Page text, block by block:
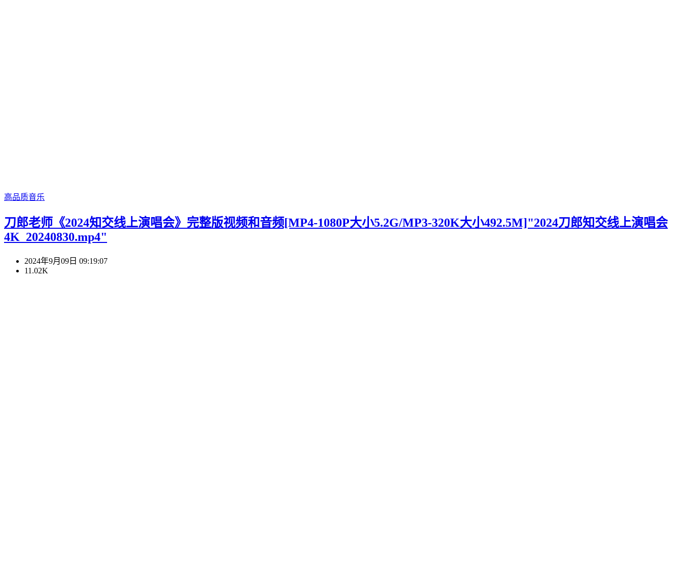
高品质音乐
刀郎老师《2024知交线上演唱会》完整版视频和音频[MP4-1080P大小5.2G/MP3-320K大小492.5M]"2024刀郎知交线上演唱会
4K_20240830.mp4"
2024年9月09日 09:19:07
11.02K